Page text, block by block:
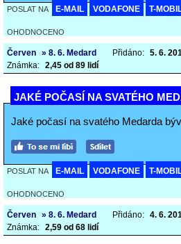
POSLAT NA E-MAIL VODAFONE T-
OHODNOCENO
Červen » 8. 6. Medard Přidáno: 5. 6.
Známka: 2,45 od 89 lidí
JAKÉ POČASÍ NA SVATÉHO
Jaké počasí na svatého Medarda
POSLAT NA E-MAIL VODAFONE T-
OHODNOCENO
Červen » 8. 6. Medard Přidáno: 4. 6.
Známka: 2,59 od 68 lidí